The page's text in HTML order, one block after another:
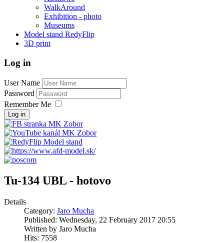
WalkAround
Exhibition - photo
Museums
Model stand RedyFlip
3D print
Log in
User Name
Password
Remember Me
Log in
Tu-134 UBL - hotovo
Details
Category: Jaro Mucha
Published: Wednesday, 22 February 2017 20:55
Written by Jaro Mucha
Hits: 7558